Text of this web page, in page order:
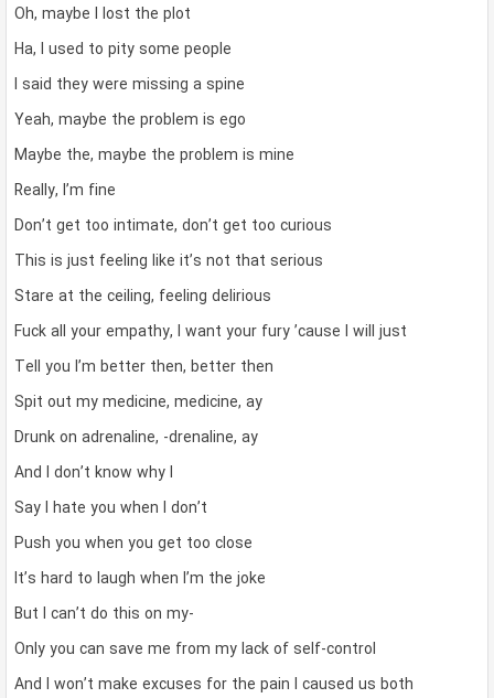
Oh, maybe I lost the plot
Ha, I used to pity some people
I said they were missing a spine
Yeah, maybe the problem is ego
Maybe the, maybe the problem is mine
Really, I’m fine
Don’t get too intimate, don’t get too curious
This is just feeling like it’s not that serious
Stare at the ceiling, feeling delirious
Fuck all your empathy, I want your fury ’cause I will just
Tell you I’m better then, better then
Spit out my medicine, medicine, ay
Drunk on adrenaline, -drenaline, ay
And I don’t know why I
Say I hate you when I don’t
Push you when you get too close
It’s hard to laugh when I’m the joke
But I can’t do this on my-
Only you can save me from my lack of self-control
And I won’t make excuses for the pain I caused us both